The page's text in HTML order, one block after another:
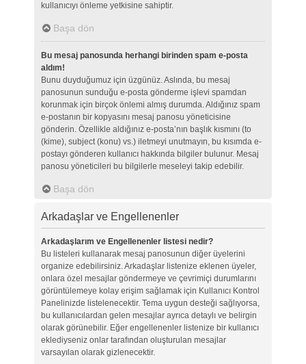
kullanıcıyı önleme yetkisine sahiptir.
Başa dön
Bu mesaj panosunda herhangi birinden spam e-posta
aldım!
Bunu duyduğumuz için üzgünüz. Aslında, bu mesaj
panosunun sunduğu e-posta gönderme işlevi spamdan
korunmak için birçok önlemi almış durumda. Aldığınız spam
e-postanın bir kopyasını mesaj panosu yöneticisine
gönderin. Özellikle aldığınız e-posta’nın başlık kısmını (to
(kime), subject (konu) vs.) iletmeyi unutmayın, bu kısımda e-
postayı gönderen kullanıcı hakkında bilgiler bulunur. Mesaj
panosu yöneticileri bu bilgilerle meseleyi takip edebilir.
Başa dön
Arkadaşlar ve Engellenenler
Arkadaşlarım ve Engellenenler listesi nedir?
Bu listeleri kullanarak mesaj panosunun diğer üyelerini
organize edebilirsiniz. Arkadaşlar listenize eklenen üyeler,
onlara özel mesajlar göndermeye ve çevrimiçi durumlarını
görüntülemeye kolay erişim sağlamak için Kullanıcı Kontrol
Panelinizde listelenecektir. Tema uygun desteği sağlıyorsa,
bu kullanıcılardan gelen mesajlar ayrıca detaylı ve belirgin
olarak görünebilir. Eğer engellenenler listenize bir kullanıcı
eklediyseniz onlar tarafından oluşturulan mesajlar
varsayılan olarak gizlenecektir.